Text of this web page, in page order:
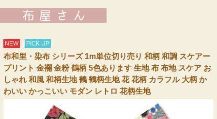
NEW PICK UP
布和里・染布 シリーズ 1m単位切り売り 和柄 和調 スケアー
プリント 金襴 金粉 鶴柄 5色あります 生地 布 布地 スケア お
しゃれ 和風 和柄生地 鶴 鶴柄生地 花 花柄 カラフル 大柄 か
わいい かっこいい モダン レトロ 花柄生地